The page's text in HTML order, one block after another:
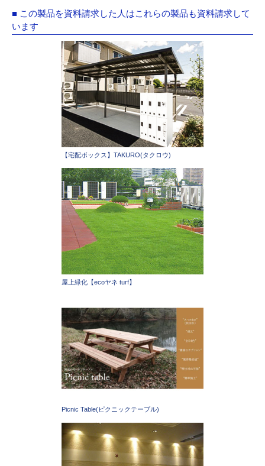
■ この製品を資料請求した人はこれらの製品も資料請求して
います
【宅配ボックス】TAKURO(タクロウ)
屋上緑化【ecoヤネ turf】
Picnic Table(ピクニックテーブル)